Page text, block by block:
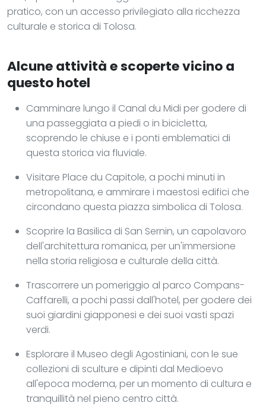
pratico, con un accesso privilegiato alla ricchezza
culturale e storica di Tolosa.
Alcune attività e scoperte vicino a
questo hotel
Camminare lungo il Canal du Midi per godere di
una passeggiata a piedi o in bicicletta,
scoprendo le chiuse e i ponti emblematici di
questa storica via fluviale.
Visitare Place du Capitole, a pochi minuti in
metropolitana, e ammirare i maestosi edifici che
circondano questa piazza simbolica di Tolosa.
Scoprire la Basilica di San Sernin, un capolavoro
dell'architettura romanica, per un'immersione
nella storia religiosa e culturale della città.
Trascorrere un pomeriggio al parco Compans-
Caffarelli, a pochi passi dall'hotel, per godere dei
suoi giardini giapponesi e dei suoi vasti spazi
verdi.
Esplorare il Museo degli Agostiniani, con le sue
collezioni di sculture e dipinti dal Medioevo
all'epoca moderna, per un momento di cultura e
tranquillità nel pieno centro città.